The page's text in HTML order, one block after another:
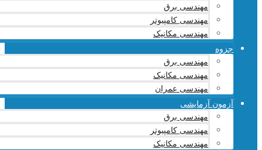
مهندسی برق
مهندسی کامپیوتر
مهندسی مکانیک
جزوه
مهندسی برق
مهندسی مکانیک
مهندسی عمران
آزمون آزمایشی
مهندسی برق
مهندسی کامپیوتر
مهندسی مکانیک